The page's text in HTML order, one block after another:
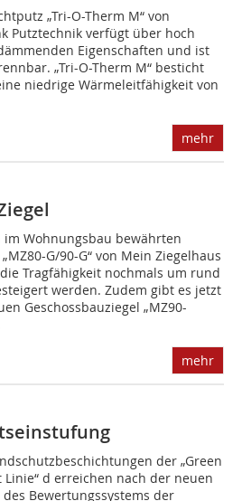
„Tri-O-Therm M“ von
Putztechnik verfügt über hoch
Eigenschaften und ist
„Tri-O-Therm M“ besticht
niedrige Wärmeleitfähigkeit von
mehr
im Wohnungsbau bewährten
G/90-G“ von Mein Ziegelhaus
Tragfähigkeit nochmals um rund
werden. Zudem gibt es jetzt
Geschossbauziegel „MZ90-
mehr
der „Green
Linie“ d erreichen nach der neuen
des Bewertungssystems der